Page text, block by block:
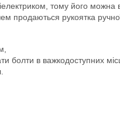
тому його
продаються рукоятка
болти в важкодоступних